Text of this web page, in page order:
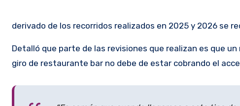
derivado de los recorridos realizados en 2025 y 2026 se
Detalló que parte de las revisiones que realizan es que
giro de restaurante bar no debe de estar cobrando el